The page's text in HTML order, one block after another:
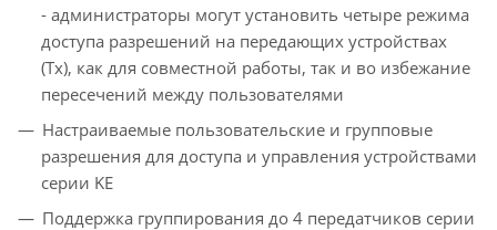
- администраторы могут установить четыре режима
доступа разрешений на передающих устройствах
(Tx), как для совместной работы, так и во избежание
пересечений между пользователями
Настраиваемые пользовательские и групповые
разрешения для доступа и управления устройствами
серии KE
Поддержка группирования до 4 передатчиков серии